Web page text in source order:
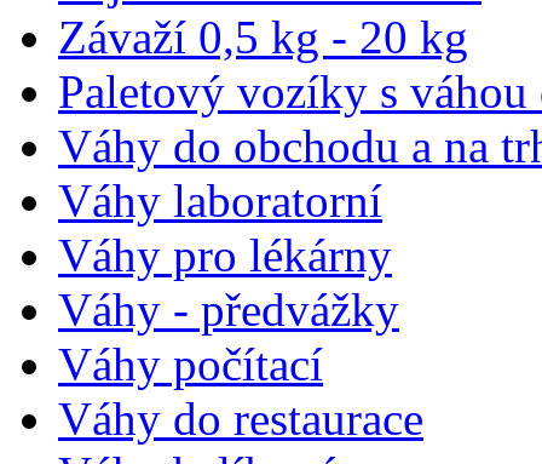
Závaží 0,5 kg - 20 kg
Paletový vozíky s
Váhy do obchodu a na
Váhy laboratorní
Váhy pro lékárny
Váhy - předvážky
Váhy počítací
Váhy do restaurace